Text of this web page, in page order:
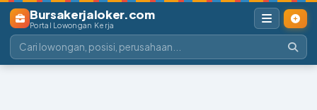
Bursakerjaloker.com
Portal Lowongan Kerja